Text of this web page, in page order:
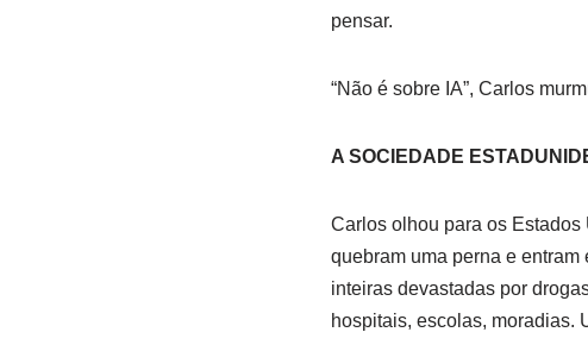
pensar.
“Não é sobre IA”, Carlos
A SOCIEDADE
Carlos olhou para os
quebram uma perna e
inteiras devastadas por
hospitais, escolas, moradias.